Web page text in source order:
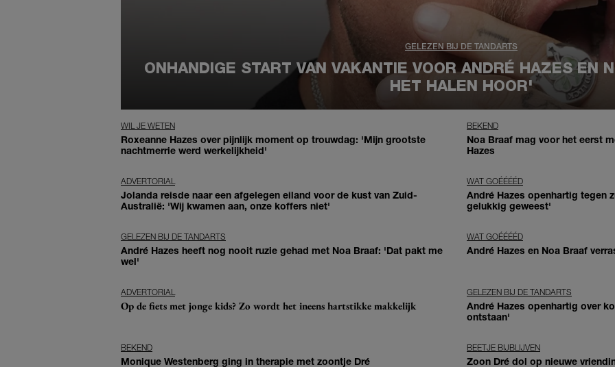
GELEZEN BIJ DE TANDARTS
ONHANDIGE START VAN VAKANTIE VOOR ANDRÉ HAZES EN
HET HALEN HOOR'
WIL JE WETEN
Roxeanne Hazes over pijnlijk moment op trouwdag: 'Mijn grootste
nachtmerrie werd werkelijkheid'
BEKEND
Noa Braaf mag voor het eerst
Hazes
ADVERTORIAL
Jolanda reisde naar een afgelegen eiland voor de kust van Zuid-
Australië: 'Wij kwamen aan, onze koffers niet'
WAT GOÉÉÉÉD
André Hazes openhartig tegen
gelukkig geweest'
GELEZEN BIJ DE TANDARTS
André Hazes heeft nog nooit ruzie gehad met Noa Braaf: 'Dat pakt me
wel'
WAT GOÉÉÉÉD
André Hazes en Noa Braaf
ADVERTORIAL
Op de fiets met jonge kids? Zo wordt het ineens hartstikke makkelijk
GELEZEN BIJ DE TANDARTS
André Hazes openhartig over
ontstaan'
BEKEND
Monique Westenberg ging in therapie met zoontje Dré
BEETJE BIJBLIJVEN
Zoon Dré dol op nieuwe